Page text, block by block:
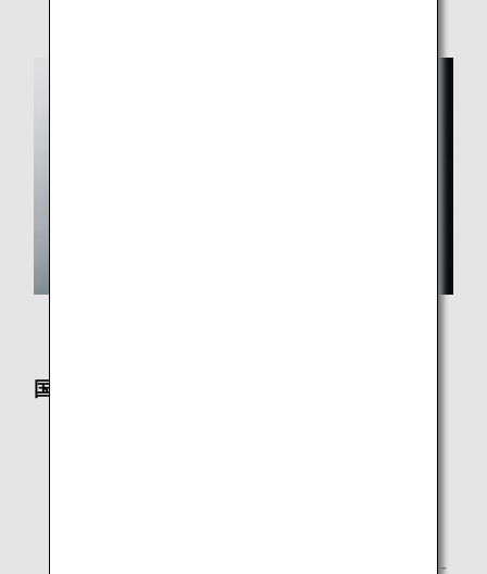
国際線
国際線ファーストクラス、化粧室内ハンドソープ（一